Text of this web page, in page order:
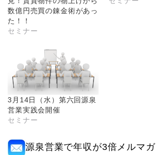
数億円売買の錬金術があっ
た！！
セミナー
3月14日（水）第六回源泉
営業実践会開催
セミナー
源泉営業で年収が3倍メルマガ